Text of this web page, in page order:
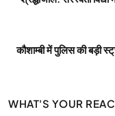
कौशाम्बी में पुलिस की बड़ी
WHAT'S YOUR